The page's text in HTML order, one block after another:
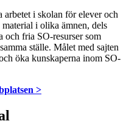
arbetet i skolan för elever och
i olika ämnen, dels
och fria SO-resurser som
ställe. Målet med sajten
öka kunskaperna inom SO-
>